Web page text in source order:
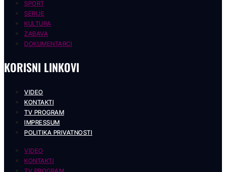
SPORT
SERIJE
KULTURA
ZABAVA
DOKUMENTARCI
KORISNI LINKOVI
VIDEO
KONTAKTI
TV PROGRAM
IMPRESSUM
POLITIKA PRIVATNOSTI
VIDEO
KONTAKTI